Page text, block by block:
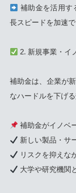
補助金を活用す
長スピードを加速で
2. 新規事業・イ
補助金は、企業が
なハードルを下げ
補助金がイノベ
新しい製品・サ
リスクを抑えな
大学や研究機関